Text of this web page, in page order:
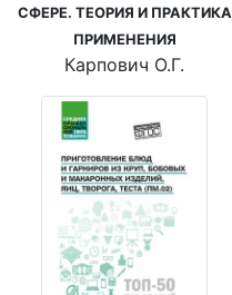
СФЕРЕ. ТЕОРИЯ И ПРАКТИКА
ПРИМЕНЕНИЯ
Карпович О.Г.